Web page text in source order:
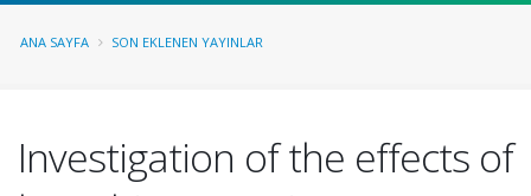
ANA SAYFA SON EKLENEN YAYINLAR
Investigation of the effects of